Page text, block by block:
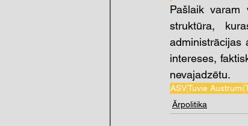
Pašlaik varam
struktūra,
administrācijas
intereses,
nevajadzētu.
ASVTuvie Austrumi
Ārpolitika